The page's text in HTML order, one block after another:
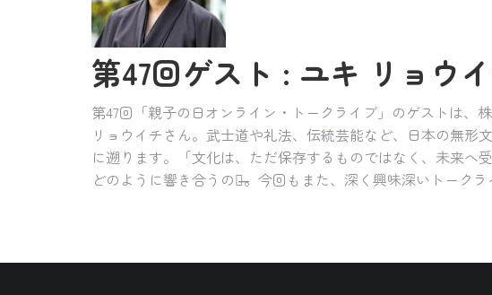
第47回ゲスト : ユキ リョウ
第47回「親子の日オンライン・トークライブ」のゲストは
リョウイチさん。武士道や礼法、伝統芸能など、日本の無
に遡ります。「文化は、ただ保存するものではなく、未来へ
どのように響き合うのか̶̶。今回もまた、深く興味深いトークラ